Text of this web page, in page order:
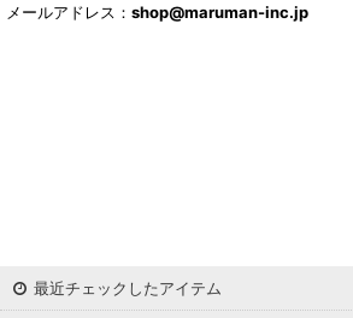
メールアドレス： shop@maruman-inc.jp
最近チェックしたアイテム